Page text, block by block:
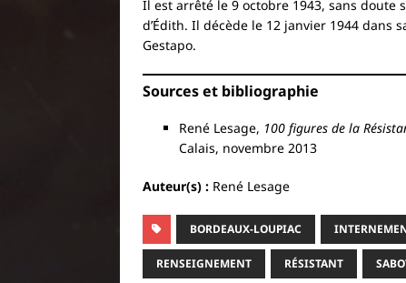
Il est arrêté le 9 octobre 1943, sans doute
d’Édith. Il décède le 12 janvier 1944
Gestapo.
Sources et bibliographie
René Lesage, 100 figures de la
Calais, novembre 2013
Auteur(s) : René Lesage
BORDEAUX-LOUPIAC
RENSEIGNEMENT RÉSISTANT